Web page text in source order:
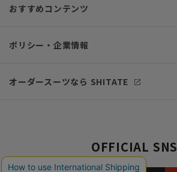
おすすめコンテンツ
ポリシー・企業情報
オーダースーツなら SHITATE
OFFICIAL SNS